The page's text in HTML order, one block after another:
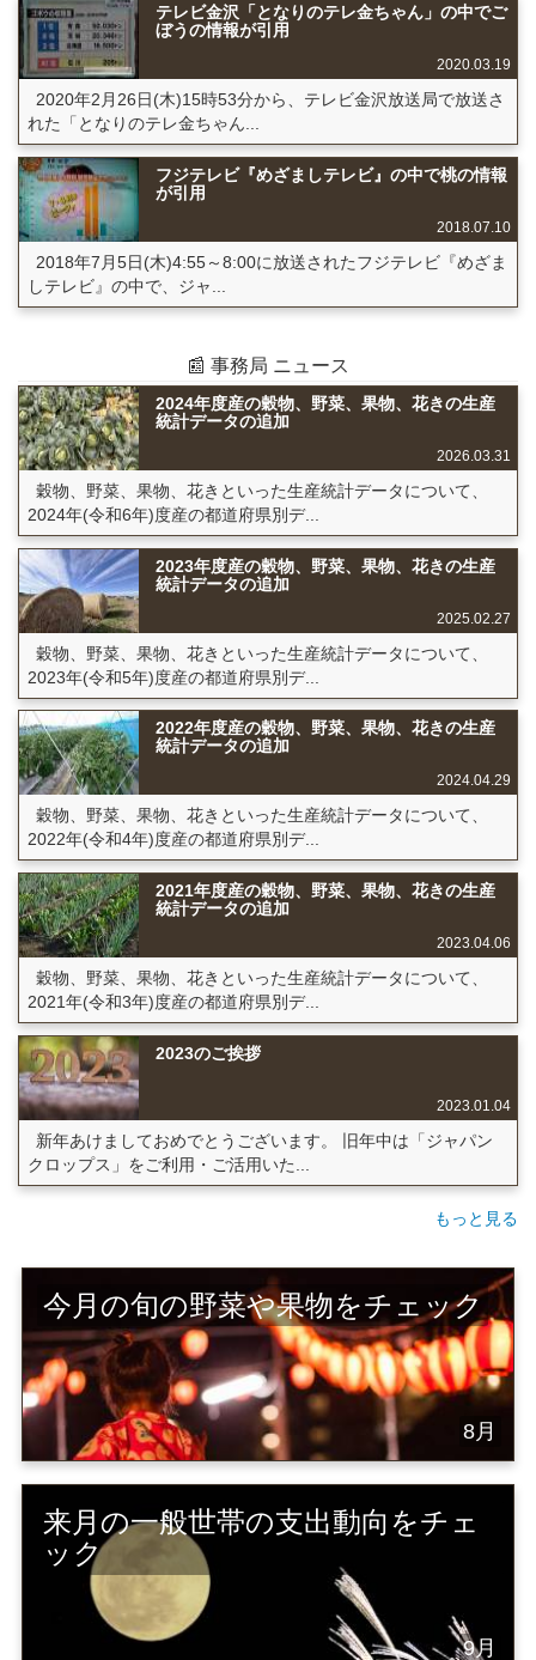
テレビ金沢「となりのテレ金ちゃん」の中でご
ぼうの情報が引用
2020.03.19
2020年2月26日(木)15時53分から、テレビ金沢放送局で放送さ
れた「となりのテレ金ちゃん...
フジテレビ『めざましテレビ』の中で桃の情報
が引用
2018.07.10
2018年7月5日(木)4:55～8:00に放送されたフジテレビ『めざま
しテレビ』の中で、ジャ...
📰 事務局 ニュース
2024年度産の穀物、野菜、果物、花きの生産
統計データの追加
2026.03.31
穀物、野菜、果物、花きといった生産統計データについて、
2024年(令和6年)度産の都道府県別デ...
2023年度産の穀物、野菜、果物、花きの生産
統計データの追加
2025.02.27
穀物、野菜、果物、花きといった生産統計データについて、
2023年(令和5年)度産の都道府県別デ...
2022年度産の穀物、野菜、果物、花きの生産
統計データの追加
2024.04.29
穀物、野菜、果物、花きといった生産統計データについて、
2022年(令和4年)度産の都道府県別デ...
2021年度産の穀物、野菜、果物、花きの生産
統計データの追加
2023.04.06
穀物、野菜、果物、花きといった生産統計データについて、
2021年(令和3年)度産の都道府県別デ...
2023のご挨拶
2023.01.04
新年あけましておめでとうございます。 旧年中は「ジャパン
クロップス」をご利用・ご活用いた...
もっと見る
今月の旬の野菜や果物をチェック
8月
来月の一般世帯の支出動向をチェ
ック
9月